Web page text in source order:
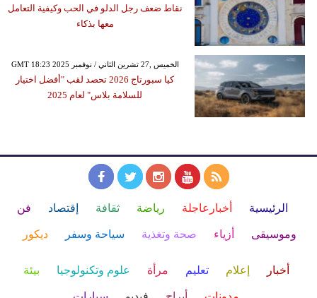
نقاط ضعف رجل الدلو في الحب وكيفية التعامل
معها بذكاء
GMT 18:23 2025 الخميس ,27 تشرين الثاني / نوفمبر
كيا سبورتاج 2026 تحصد لقب "أفضل اختيار
للسلامة بلاس" لعام 2025
الرئيسية أخبارعاجلة رياضة ثقافة إقتصاد فن
وموسيقى أزياء صحة وتغذية سياحة وسفر ديكور
أخبار إعلام تعليم مرأة علوم وتكنولوجيا بيئة